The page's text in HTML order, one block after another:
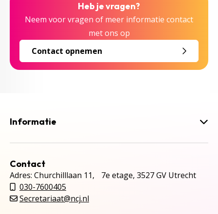
Heb je vragen?
Neem voor vragen of meer informatie contact
met ons op
Contact opnemen
Informatie
Contact
Adres: Churchilllaan 11, 7e etage, 3527 GV Utrecht
030-7600405
Secretariaat@ncj.nl